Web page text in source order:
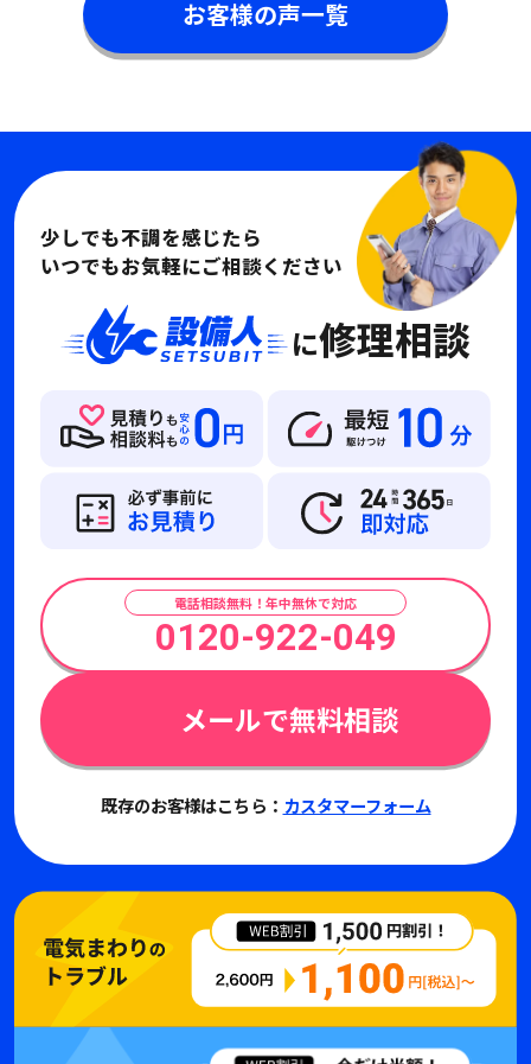
お客様の声一覧
少しでも不調を感じたら
いつでもお気軽にご相談ください
に修理相談
電話相談無料！年中無休で対応
0120-922-049
メールで無料相談
既存のお客様はこちら： カスタマーフォーム